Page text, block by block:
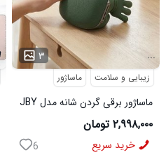
۳ ...
زیبایی و سلامت ماساژور
ماساژور برقی گردن شانه مدل JBY
827
۲,۹۹۸,۰۰۰ تومان
خرید سریع 6